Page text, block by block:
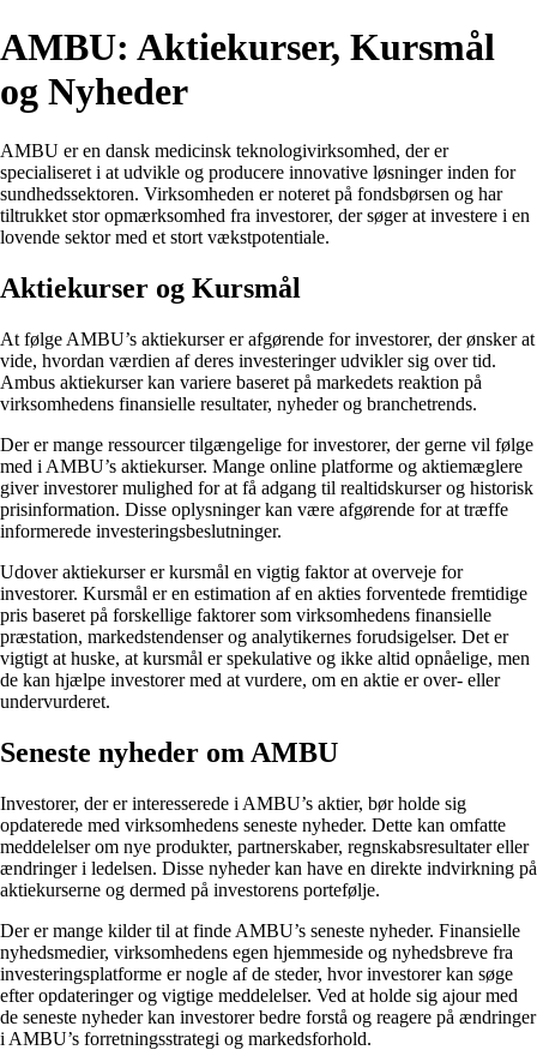
AMBU: Aktiekurser, Kursmål
og Nyheder
AMBU er en dansk medicinsk teknologivirksomhed, der er
specialiseret i at udvikle og producere innovative løsninger inden for
sundhedssektoren. Virksomheden er noteret på fondsbørsen og har
tiltrukket stor opmærksomhed fra investorer, der søger at investere i en
lovende sektor med et stort vækstpotentiale.
Aktiekurser og Kursmål
At følge AMBU’s aktiekurser er afgørende for investorer, der ønsker at
vide, hvordan værdien af deres investeringer udvikler sig over tid.
Ambus aktiekurser kan variere baseret på markedets reaktion på
virksomhedens finansielle resultater, nyheder og branchetrends.
Der er mange ressourcer tilgængelige for investorer, der gerne vil følge
med i AMBU’s aktiekurser. Mange online platforme og aktiemæglere
giver investorer mulighed for at få adgang til realtidskurser og historisk
prisinformation. Disse oplysninger kan være afgørende for at træffe
informerede investeringsbeslutninger.
Udover aktiekurser er kursmål en vigtig faktor at overveje for
investorer. Kursmål er en estimation af en akties forventede fremtidige
pris baseret på forskellige faktorer som virksomhedens finansielle
præstation, markedstendenser og analytikernes forudsigelser. Det er
vigtigt at huske, at kursmål er spekulative og ikke altid opnåelige, men
de kan hjælpe investorer med at vurdere, om en aktie er over- eller
undervurderet.
Seneste nyheder om AMBU
Investorer, der er interesserede i AMBU’s aktier, bør holde sig
opdaterede med virksomhedens seneste nyheder. Dette kan omfatte
meddelelser om nye produkter, partnerskaber, regnskabsresultater eller
ændringer i ledelsen. Disse nyheder kan have en direkte indvirkning på
aktiekurserne og dermed på investorens portefølje.
Der er mange kilder til at finde AMBU’s seneste nyheder. Finansielle
nyhedsmedier, virksomhedens egen hjemmeside og nyhedsbreve fra
investeringsplatforme er nogle af de steder, hvor investorer kan søge
efter opdateringer og vigtige meddelelser. Ved at holde sig ajour med
de seneste nyheder kan investorer bedre forstå og reagere på ændringer
i AMBU’s forretningsstrategi og markedsforhold.